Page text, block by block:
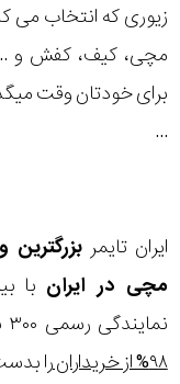
زیوری که انتخاب می
مچی، کیف، کفش و
برای خودتان وقت
...
ایران تایمر بزرگترین
مچی در ایران
نمایندگی رسمی ۳۰۰ برند جهانی است و توانسته ایم
۹۸% از خریداران
را
بیشتر...
جنسیت
زیور
جنس
بکاررفته